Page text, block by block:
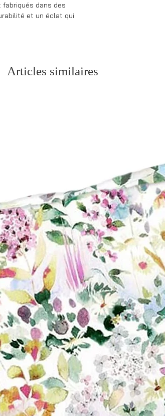
dans des
et un éclat qui
Articles similaires